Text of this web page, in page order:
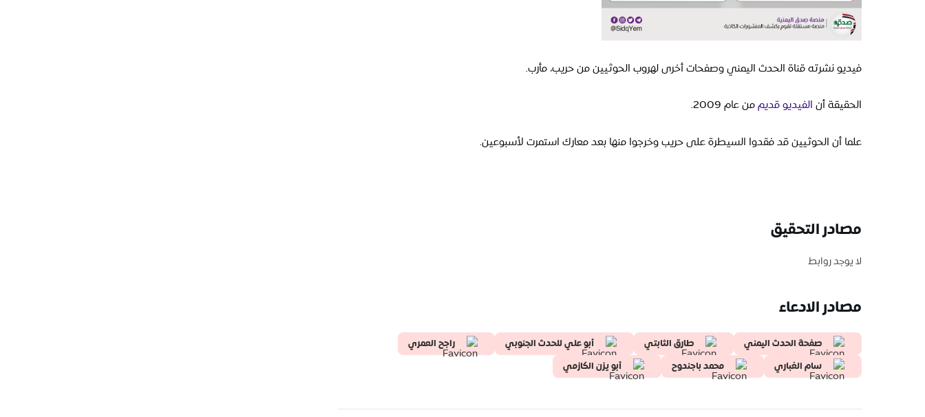
فيديو نشرته قناة الحدث اليمنيوصفحات أخرى لهروب الحوثيين من حريب، مأرب.
الحقيقة أن الفيديو قديممن عام 2009.
علما أن الحوثيين قد فقدوا السيطرة على حريب وخرجوا منها بعد معارك استمرت لأسبوعين.
مصادر التحقيق
لا يوجد روابط
مصادر الادعاء
صفحة الحدث اليمني طارق الثابتي أبو علي للحدث الجنوبي
راجح العمري
سام الغباري
محمد باجندوح أبو يزن الكازمي